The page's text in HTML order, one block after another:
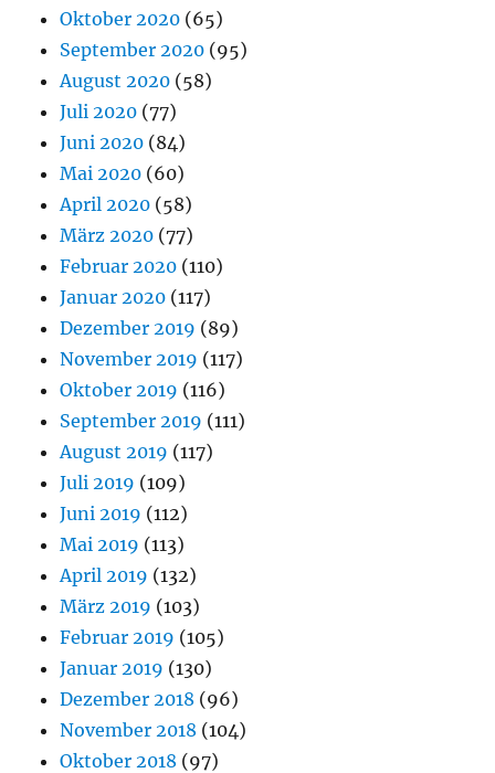
Oktober 2020 (65)
September 2020 (95)
August 2020 (58)
Juli 2020 (77)
Juni 2020 (84)
Mai 2020 (60)
April 2020 (58)
März 2020 (77)
Februar 2020 (110)
Januar 2020 (117)
Dezember 2019 (89)
November 2019 (117)
Oktober 2019 (116)
September 2019 (111)
August 2019 (117)
Juli 2019 (109)
Juni 2019 (112)
Mai 2019 (113)
April 2019 (132)
März 2019 (103)
Februar 2019 (105)
Januar 2019 (130)
Dezember 2018 (96)
November 2018 (104)
Oktober 2018 (97)